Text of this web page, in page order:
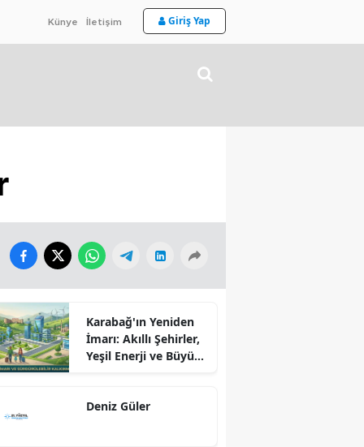
Künye İletişim Giriş Yap
Karabağ'ın Yeniden
İmarı: Akıllı Şehirler,
Yeşil Enerji ve Büyük
Sürdürülebilir
Deniz Güler